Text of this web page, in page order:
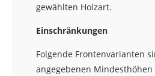
gewählten Holzart.
Einschränkungen
Folgende Frontenvarianten
angegebenen